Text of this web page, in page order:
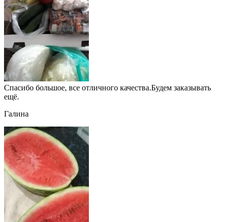
Спасибо большое, все отличного качества.Будем заказывать
ещё.
Галина